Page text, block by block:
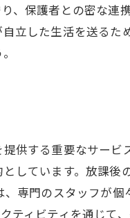
保護者との密な連
立した生活を送る
供する重要なサー
しています。放課
専門のスタッフが